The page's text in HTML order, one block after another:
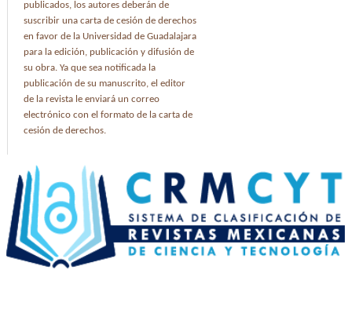
publicados, los autores deberán de
suscribir una carta de cesión de derechos
en favor de la Universidad de Guadalajara
para la edición, publicación y difusión de
su obra. Ya que sea notificada la
publicación de su manuscrito, el editor
de la revista le enviará un correo
electrónico con el formato de la carta de
cesión de derechos.